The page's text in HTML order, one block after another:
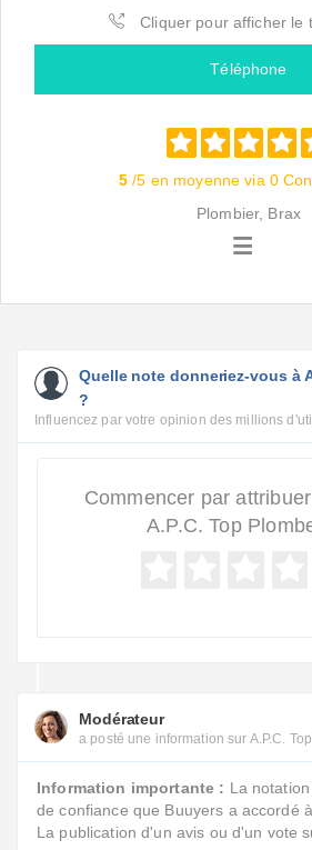
Cliquer pour afficher le
Téléphone
5 /5 en moyenne via 0
Plombier, Brax
Quelle note donneriez-vous à
?
Influencez par votre opinion des millions
Commencer par
A.P.C. Top
Modérateur
a posté une information sur A.P.C.
Information importante : La
de confiance que Buuyers a accordé
La publication d'un avis ou d'un vote